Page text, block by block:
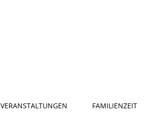
VERANSTALTUNGEN FAMILIENZEIT